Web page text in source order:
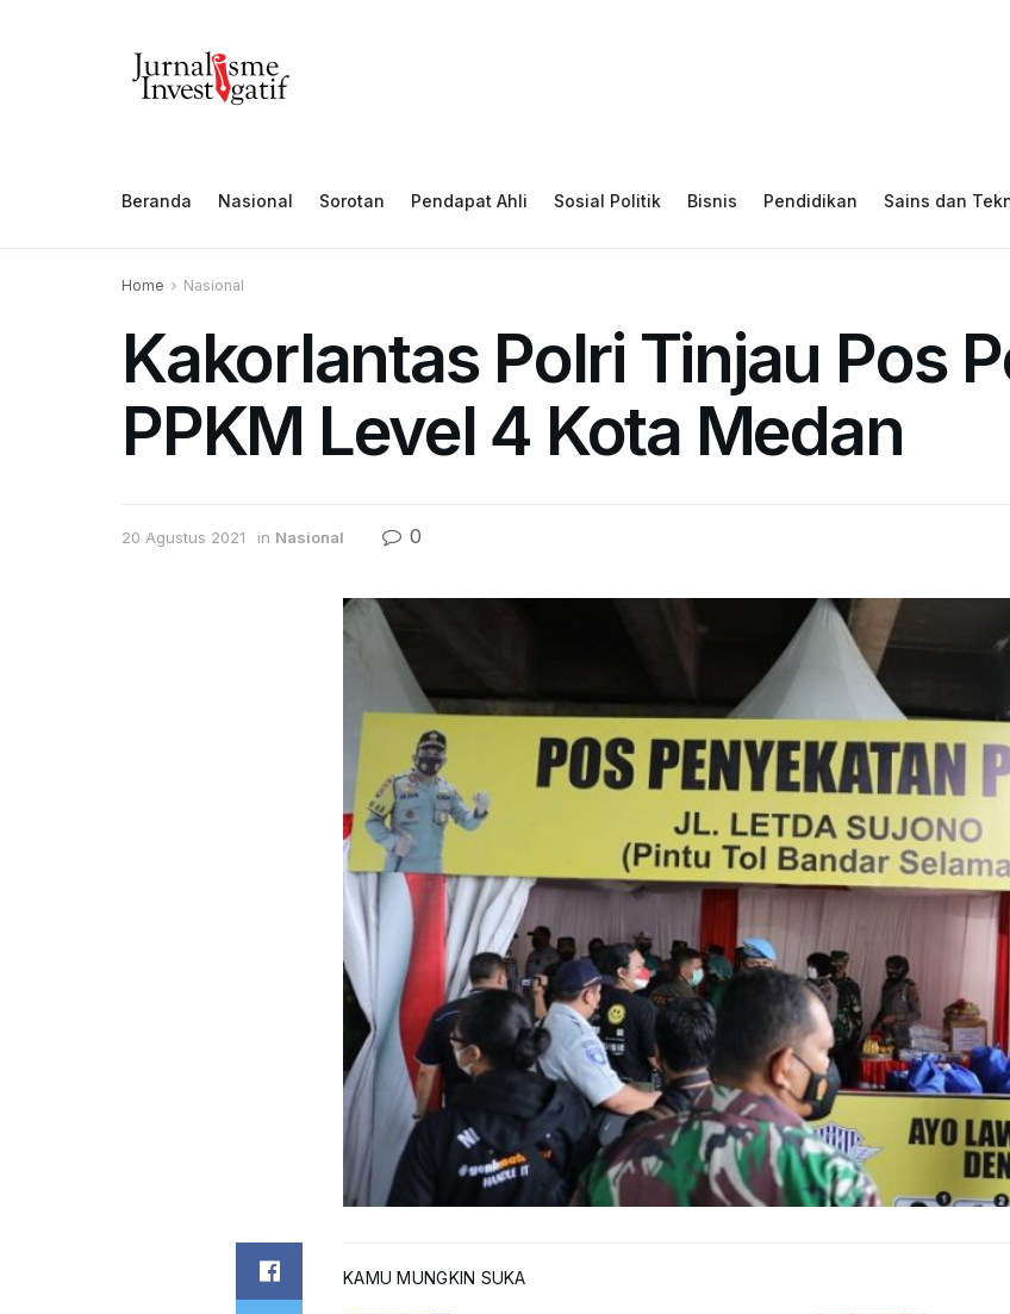
Beranda Nasional Sorotan Pendapat Ahli Sosial Politik Bisnis Pendidikan Sains dan
Home Nasional
Kakorlantas Polri Tinjau Pos
PPKM Level 4 Kota Medan
20 Agustus 2021 in Nasional 0
KAMU MUNGKIN SUKA